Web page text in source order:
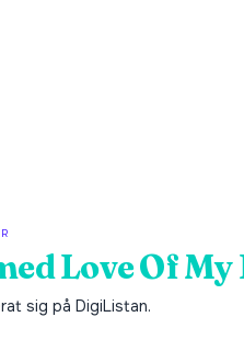
Love Of My
sig på DigiListan.